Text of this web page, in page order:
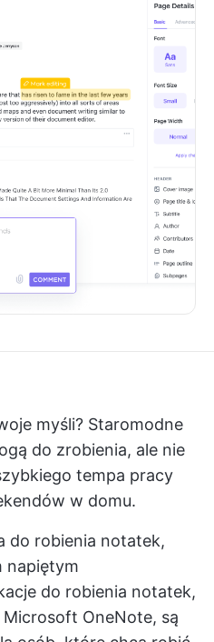
myśli? Staromodne
do zrobienia, ale nie
tempa pracy
w domu.
do robienia notatek,
napiętym
do robienia notatek,
OneNote, są